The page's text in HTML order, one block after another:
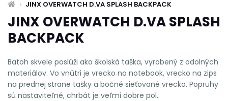
JINX OVERWATCH D.VA SPLASH BACKPACK
JINX OVERWATCH D.VA SPLASH
BACKPACK
Batoh skvele poslúži ako školská taška, vyrobený z odolných
materiálov. Vo vnútri je vrecko na notebook, vrecko na zips
na prednej strane tašky a bočné sieťované vrecko. Popruhy
sú nastaviteľné, chrbát je veľmi dobre pol..